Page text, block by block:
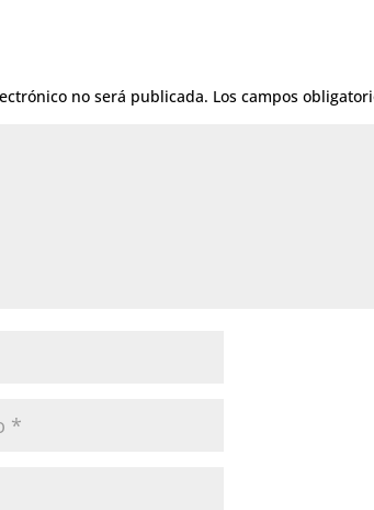
no será publicada. Los campos